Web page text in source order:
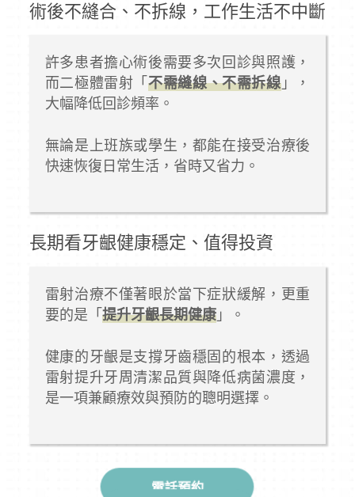
術後不縫合、不拆線，工作生活不中斷
許多患者擔心術後需要多次回診與照護，
而二極體雷射「不需縫線、不需拆線」，
大幅降低回診頻率。
無論是上班族或學生，都能在接受治療後
快速恢復日常生活，省時又省力。
長期看牙齦健康穩定、值得投資
雷射治療不僅著眼於當下症狀緩解，更重
要的是「 提升牙齦長期健康」。
健康的牙齦是支撐牙齒穩固的根本，透過
雷射提升牙周清潔品質與降低病菌濃度，
是一項兼顧療效與預防的聰明選擇。
電話預約